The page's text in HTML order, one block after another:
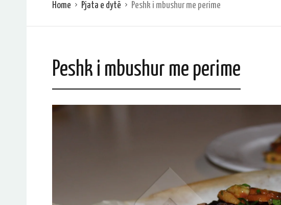
Home Pjata e dytë Peshk i mbushur me perime
Peshk i mbushur me perime